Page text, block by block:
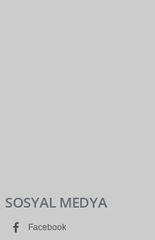
SOSYAL MEDYA
Facebook